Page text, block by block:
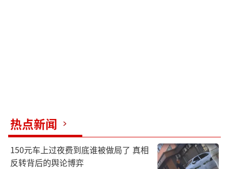
热点新闻
150元车上过夜费到底谁被做局了 真相
反转背后的舆论博弈